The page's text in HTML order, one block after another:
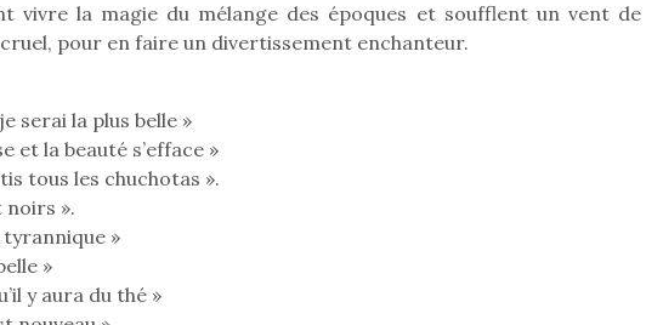
vivre la magie du mélange des époques et soufflent un vent de
pour en faire un divertissement enchanteur.
serai la plus belle »
et la beauté s’efface »
tous les chuchotas ».
noirs ».
tyrannique »
»
y aura du thé »